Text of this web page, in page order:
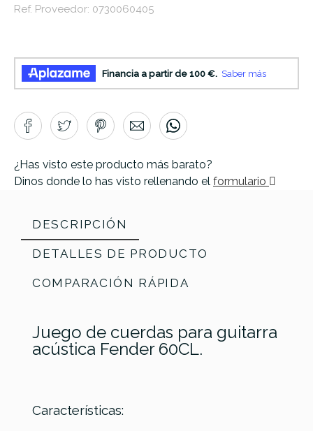
Ref. Proveedor: 0730060405
¿Has visto este producto más barato?
Dinos donde lo has visto rellenando el formulario
DESCRIPCIÓN
DETALLES DE PRODUCTO
COMPARACIÓN RÁPIDA
Juego de cuerdas para guitarra
acústica Fender 60CL.
Características: